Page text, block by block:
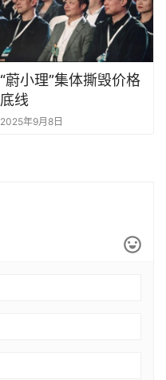
“蔚小理”集体撕毁价格
底线
2025年9月8日